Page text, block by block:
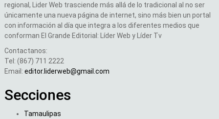
regional, Lider Web trasciende más allá de lo tradicional al no ser
únicamente una nueva página de internet, sino más bien un portal
con información al día que integra a los diferentes medios que
conforman El Grande Editorial: Líder Web y Líder Tv
Contactanos:
Tel: (867) 711 2222
Email: editor.liderweb@gmail.com
Secciones
Tamaulipas